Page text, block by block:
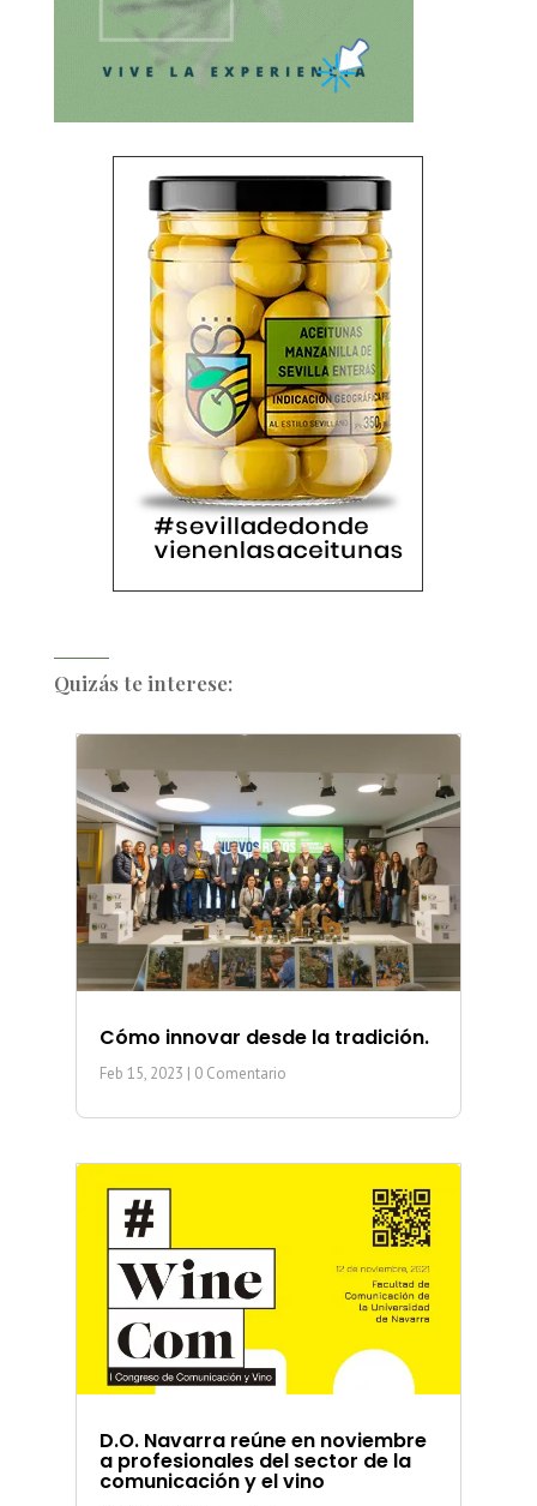
Quizás te interese:
Cómo innovar desde la tradición.
Feb 15, 2023 | 0 Comentario
D.O. Navarra reúne en noviembre
a profesionales del sector de la
comunicación y el vino